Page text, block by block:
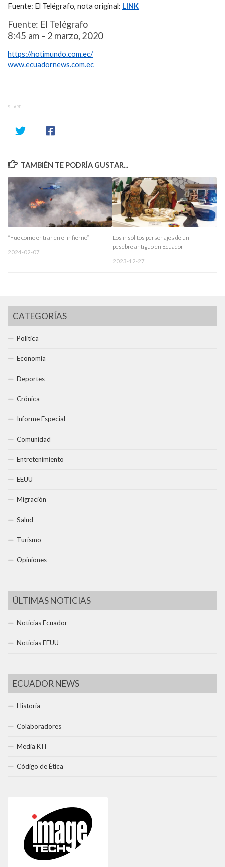
Fuente: El Telégrafo, nota original: LINK
Fuente: El Telégrafo
8:45 am – 2 marzo, 2020
https://notimundo.com.ec/
www.ecuadornews.com.ec
SHARE
TAMBIÉN TE PODRÍA GUSTAR...
“Fue como entrar en el infierno”
2024-02-07
Los insólitos personajes de un
pesebre antiguo en Ecuador
2023-12-27
CATEGORÍAS
Política
Economía
Deportes
Crónica
Informe Especial
Comunidad
Entretenimiento
EEUU
Migración
Salud
Turismo
Opiniones
ÚLTIMAS NOTICIAS
Noticias Ecuador
Noticias EEUU
ECUADOR NEWS
Historia
Colaboradores
Media KIT
Código de Ética